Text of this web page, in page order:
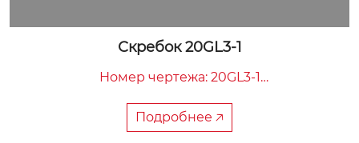
Основание рельса
Основание рельса является
ного конвейера. Оно в основном
я для фиксации и